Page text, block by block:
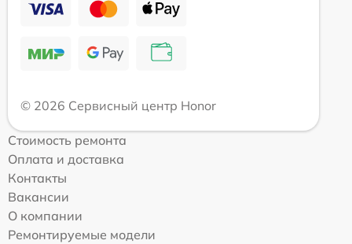
© 2026 Сервисный центр Honor
Стоимость ремонта
Оплата и доставка
Контакты
Вакансии
О компании
Ремонтируемые модели